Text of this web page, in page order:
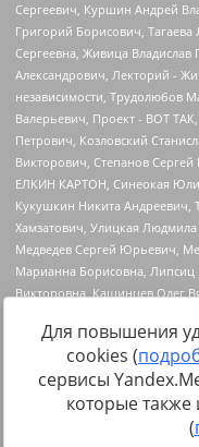
Источник:https://
inostrannyih-agentov-
Для повышения
cookies (
сервисы
которые
(